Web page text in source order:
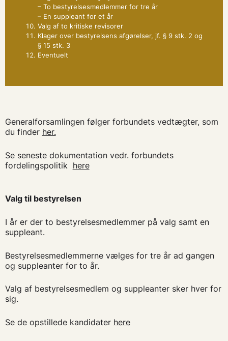
– To bestyrelsesmedlemmer for tre år
– En suppleant for et år
Valg af to kritiske revisorer
Klager over bestyrelsens afgørelser, jf. § 9 stk. 2 og
§ 15 stk. 3
Eventuelt
Generalforsamlingen følger forbundets vedtægter, som
du finder her.
Se seneste dokumentation vedr. forbundets
fordelingspolitik here
Valg til bestyrelsen
I år er der to bestyrelsesmedlemmer på valg samt en
suppleant.
Bestyrelsesmedlemmerne vælges for tre år ad gangen
og suppleanter for to år.
Valg af bestyrelsesmedlem og suppleanter sker hver for
sig.
Se de opstillede kandidater here